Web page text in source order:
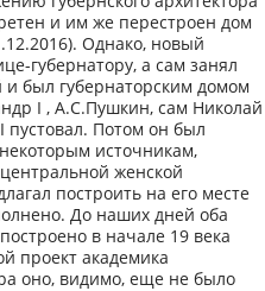
и им же перестроен дом
Однако, новый
губернатору, а сам занял
и был губернаторским домом
I , А.С.Пушкин, сам Николай
пустовал. Потом он был
источникам,
женской
построить на его месте
До наших дней оба
в начале 19 века
проект академика
оно, видимо, еще не было